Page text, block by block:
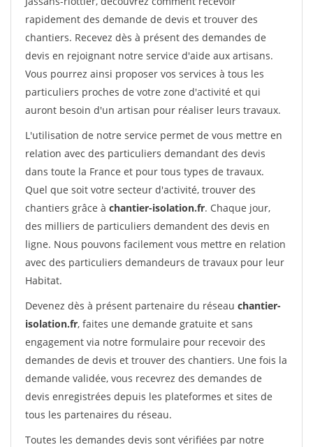
rapidement des demande de devis et trouver des
chantiers. Recevez dès à présent des demandes de
devis en rejoignant notre service d'aide aux artisans.
Vous pourrez ainsi proposer vos services à tous les
particuliers proches de votre zone d'activité et qui
auront besoin d'un artisan pour réaliser leurs travaux.
L'utilisation de notre service permet de vous mettre en
relation avec des particuliers demandant des devis
dans toute la France et pour tous types de travaux.
Quel que soit votre secteur d'activité, trouver des
chantiers grâce à chantier-isolation.fr. Chaque jour,
des milliers de particuliers demandent des devis en
ligne. Nous pouvons facilement vous mettre en relation
avec des particuliers demandeurs de travaux pour leur
Habitat.
Devenez dès à présent partenaire du réseau chantier-
isolation.fr, faites une demande gratuite et sans
engagement via notre formulaire pour recevoir des
demandes de devis et trouver des chantiers. Une fois la
demande validée, vous recevrez des demandes de
devis enregistrées depuis les plateformes et sites de
tous les partenaires du réseau.
Toutes les demandes devis sont vérifiées par notre